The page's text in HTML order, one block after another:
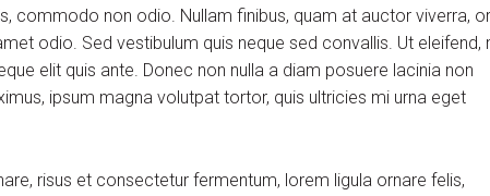
commodo non odio. Nullam finibus, quam at auctor viverra,
odio. Sed vestibulum quis neque sed convallis. Ut eleifend,
elit quis ante. Donec non nulla a diam posuere lacinia non
ipsum magna volutpat tortor, quis ultricies mi urna eget
risus et consectetur fermentum, lorem ligula ornare felis,